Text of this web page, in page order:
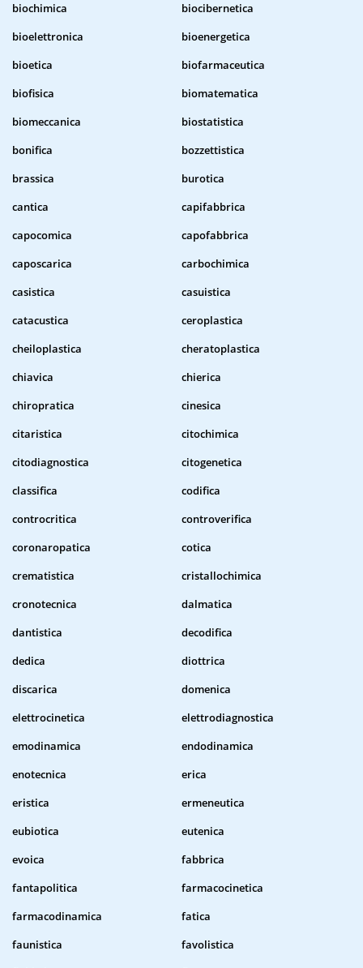
biochimica
biocibernetica
bioelettronica
bioenergetica
bioetica
biofarmaceutica
biofisica
biomatematica
biomeccanica
biostatistica
bonifica
bozzettistica
brassica
burotica
cantica
capifabbrica
capocomica
capofabbrica
caposcarica
carbochimica
casistica
casuistica
catacustica
ceroplastica
cheiloplastica
cheratoplastica
chiavica
chierica
chiropratica
cinesica
citaristica
citochimica
citodiagnostica
citogenetica
classifica
codifica
controcritica
controverifica
coronaropatica
cotica
crematistica
cristallochimica
cronotecnica
dalmatica
dantistica
decodifica
dedica
diottrica
discarica
domenica
elettrocinetica
elettrodiagnostica
emodinamica
endodinamica
enotecnica
erica
eristica
ermeneutica
eubiotica
eutenica
evoica
fabbrica
fantapolitica
farmacocinetica
farmacodinamica
fatica
faunistica
favolistica